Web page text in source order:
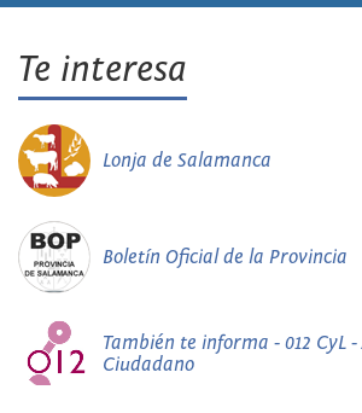
Te interesa
Lonja de Salamanca
Boletín Oficial de la Provincia
También te informa - 012 CyL
Ciudadano